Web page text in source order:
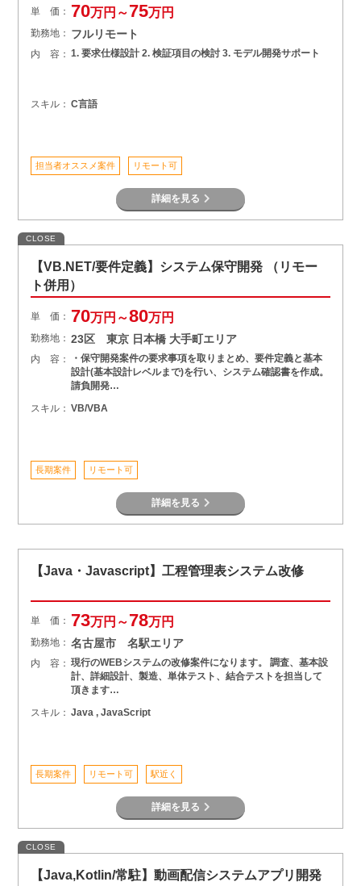
単 価： 70万円～75万円
勤務地： フルリモート
内 容： 1. 要求仕様設計 2. 検証項目の検討 3. モデル開発サポート
スキル： C言語
担当者オススメ案件 リモート可
詳細を見る
CLOSE
【VB.NET/要件定義】システム保守開発 （リモー
ト併用）
単 価： 70万円～80万円
勤務地： 23区 東京 日本橋 大手町エリア
内 容：
・保守開発案件の要求事項を取りまとめ、要件定義と基本
設計(基本設計レベルまで)を行い、システム確認書を作成。
請負開発…
スキル： VB/VBA
長期案件 リモート可
詳細を見る
【Java・Javascript】工程管理表システム改修
単 価： 73万円～78万円
勤務地： 名古屋市 名駅エリア
内 容： 現行のWEBシステムの改修案件になります。 調査、基本設
計、詳細設計、製造、単体テスト、結合テストを担当して
頂きます…
スキル： Java , JavaScript
長期案件 リモート可 駅近く
詳細を見る
CLOSE
【Java,Kotlin/常駐】動画配信システムアプリ開発